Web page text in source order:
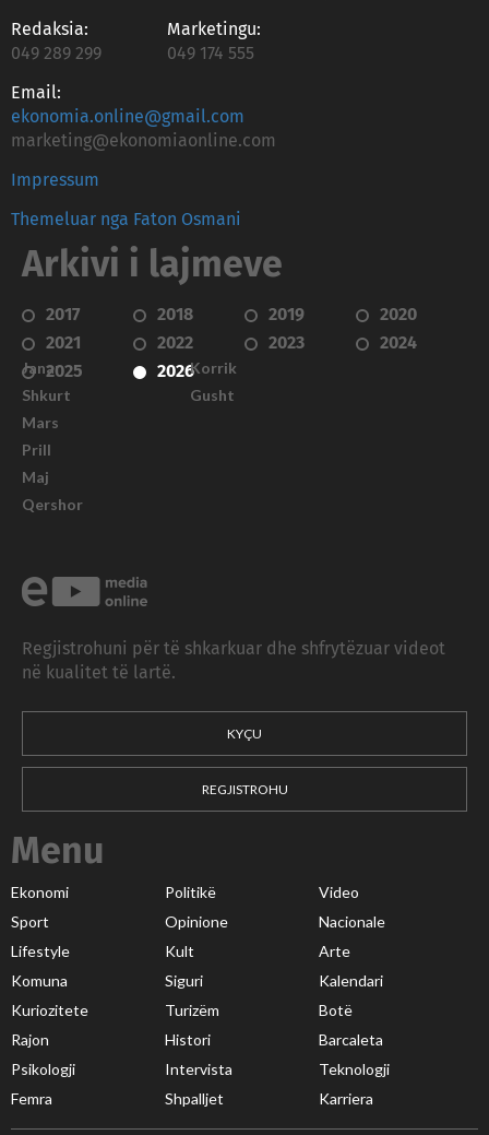
Redaksia:
049 289 299
Marketingu:
049 174 555
Email:
ekonomia.online@gmail.com
marketing@ekonomiaonline.com
Impressum
Themeluar nga Faton Osmani
Arkivi i lajmeve
2017 2018 2019
2020
2021
2022 2023
2024
2025
2026
Janar
Shkurt
Mars
Prill
Maj
Qershor
Korrik
Gusht
Regjistrohuni për të shkarkuar dhe shfrytëzuar videot
në kualitet të lartë.
KYÇU
REGJISTROHU
Menu
Ekonomi Politikë
Video
Sport
Opinione
Nacionale
Lifestyle
Kult
Arte
Komuna
Siguri
Kalendari
Kuriozitete
Turizëm
Botë
Rajon
Histori
Barcaleta
Psikologji
Intervista
Teknologji
Femra
Shpalljet Karriera